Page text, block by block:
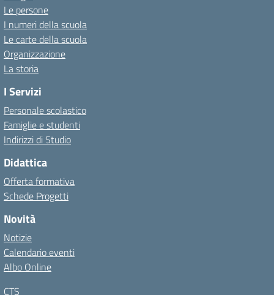
Le persone
I numeri della scuola
Le carte della scuola
Organizzazione
La storia
I Servizi
Personale scolastico
Famiglie e studenti
Indirizzi di Studio
Didattica
Offerta formativa
Schede Progetti
Novità
Notizie
Calendario eventi
Albo Online
CTS